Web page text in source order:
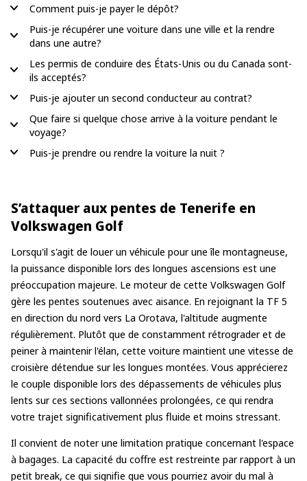
Comment puis-je payer le dépôt?
Puis-je récupérer une voiture dans une ville et la rendre
dans une autre?
Les permis de conduire des États-Unis ou du Canada sont-
ils acceptés?
Puis-je ajouter un second conducteur au contrat?
Que faire si quelque chose arrive à la voiture pendant le
voyage?
Puis-je prendre ou rendre la voiture la nuit ?
S’attaquer aux pentes de Tenerife en
Volkswagen Golf
Lorsqu'il s'agit de louer un véhicule pour une île montagneuse,
la puissance disponible lors des longues ascensions est une
préoccupation majeure. Le moteur de cette Volkswagen Golf
gère les pentes soutenues avec aisance. En rejoignant la TF 5
en direction du nord vers La Orotava, l'altitude augmente
régulièrement. Plutôt que de constamment rétrograder et de
peiner à maintenir l'élan, cette voiture maintient une vitesse de
croisière détendue sur les longues montées. Vous apprécierez
le couple disponible lors des dépassements de véhicules plus
lents sur ces sections vallonnées prolongées, ce qui rendra
votre trajet significativement plus fluide et moins stressant.
Il convient de noter une limitation pratique concernant l'espace
à bagages. La capacité du coffre est restreinte par rapport à un
petit break, ce qui signifie que vous pourriez avoir du mal à